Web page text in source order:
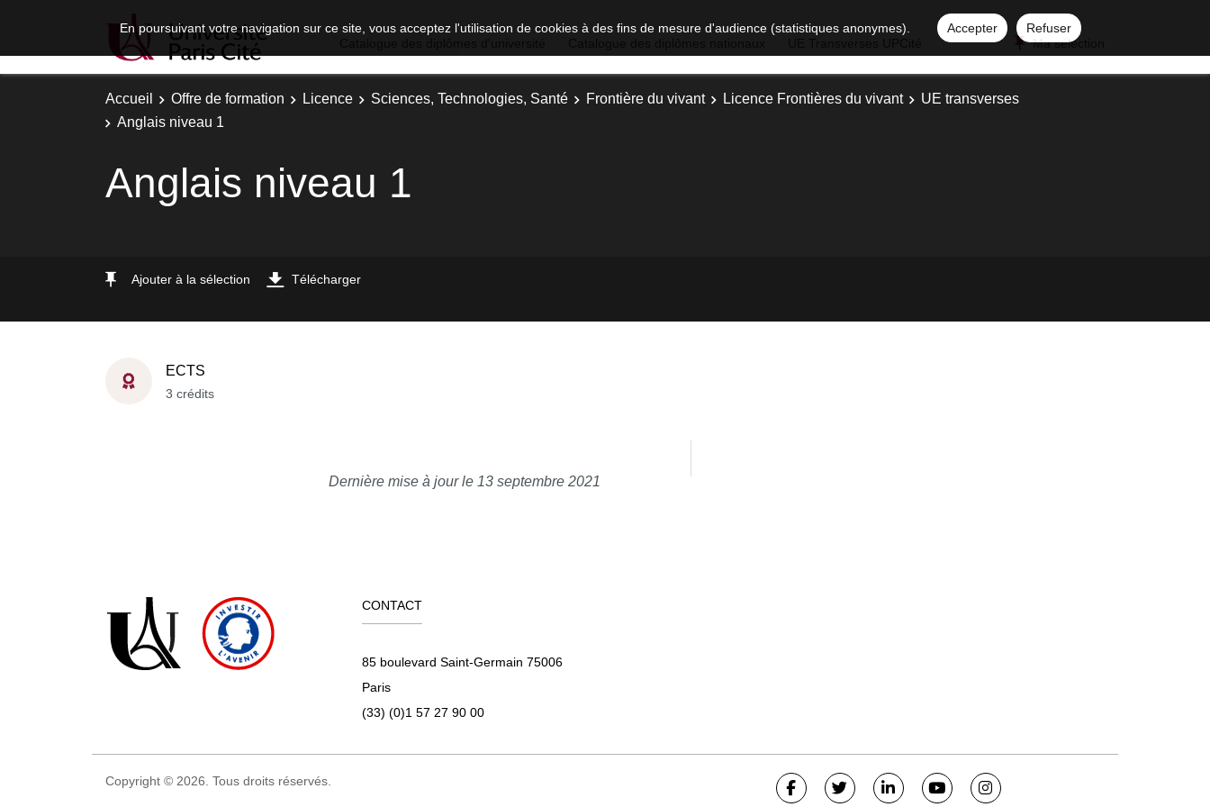
En poursuivant votre navigation sur ce site, vous acceptez l'utilisation de cookies à des fins de mesure d'audience (statistiques anonymes). Accepter
Refuser
Ma sélection
Accueil Offre de formation Licence Sciences, Technologies, Santé Frontière du vivant Licence Frontières du vivant
UE transverses
Anglais niveau 1
Anglais niveau 1
Ajouter à la sélection Télécharger
ECTS
3 crédits
Dernière mise à jour le 13 septembre 2021
CONTACT
85 boulevard Saint-Germain 75006
Paris
(33) (0)1 57 27 90 00
Copyright © 2026. Tous droits réservés.